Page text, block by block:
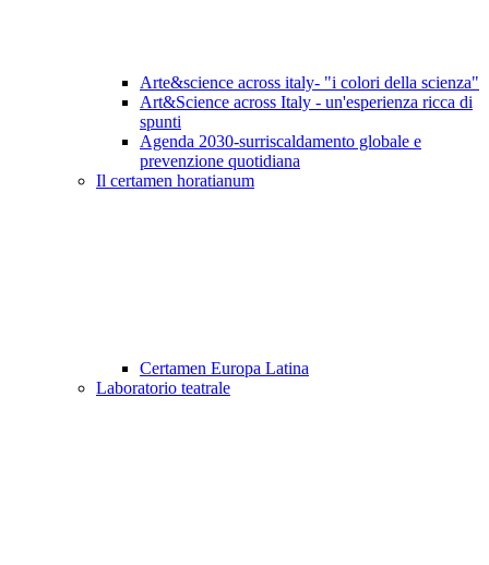
Arte&science across italy- "i colori della scienza"
Art&Science across Italy - un'esperienza ricca di
spunti
Agenda 2030-surriscaldamento globale e
prevenzione quotidiana
Il certamen horatianum
Certamen Europa Latina
Laboratorio teatrale